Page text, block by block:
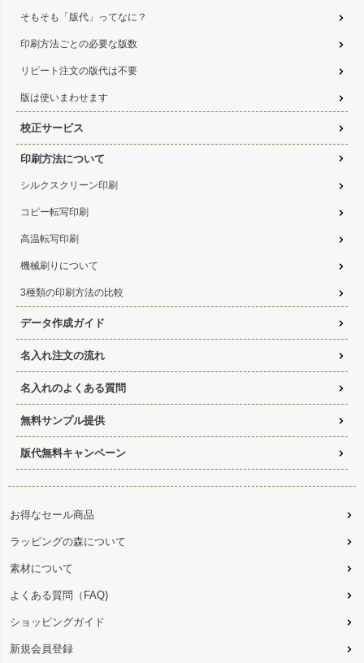
そもそも「版代」ってなに？
印刷方法ごとの必要な版数
リピート注文の版代は不要
版は使いまわせます
校正サービス
印刷方法について
シルクスクリーン印刷
コピー転写印刷
高温転写印刷
機械刷りについて
3種類の印刷方法の比較
データ作成ガイド
名入れ注文の流れ
名入れのよくある質問
無料サンプル提供
版代無料キャンペーン
お得なセール商品
ラッピングの森について
素材について
よくある質問（FAQ)
ショッピングガイド
新規会員登録